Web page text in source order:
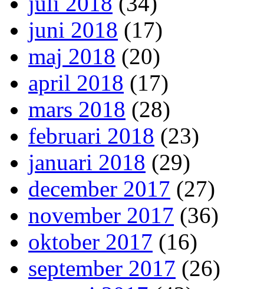
juni 2018 (17)
maj 2018 (20)
april 2018 (17)
mars 2018 (28)
februari 2018 (23)
januari 2018 (29)
december 2017 (27)
november 2017 (36)
oktober 2017 (16)
september 2017 (26)